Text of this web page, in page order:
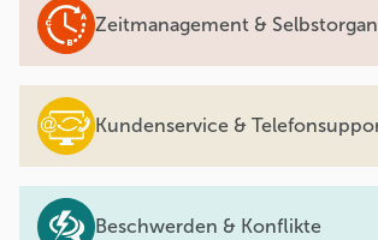
Zeitmanagement &
Kundenservice &
Beschwerden & Konflikte